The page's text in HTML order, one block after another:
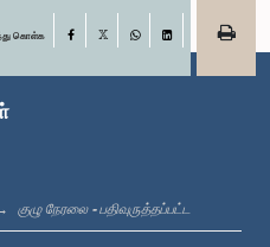
பா.உ.
கொள்க Facebook
LinkedIn
குழு நேரலை - பதிவுருத்தப்பட்ட